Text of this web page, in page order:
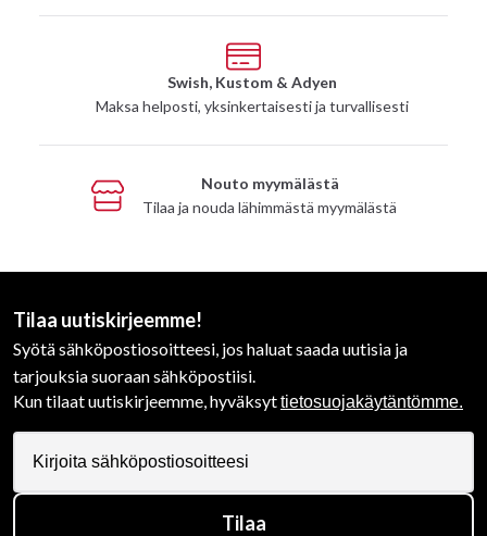
Swish, Kustom & Adyen
Maksa helposti, yksinkertaisesti ja turvallisesti
Nouto myymälästä
Tilaa ja nouda lähimmästä myymälästä
Tilaa uutiskirjeemme!
Syötä sähköpostiosoitteesi, jos haluat saada uutisia ja
tarjouksia suoraan sähköpostiisi.
Kun tilaat uutiskirjeemme, hyväksyttietosuojakäytäntömme.
Tilaa